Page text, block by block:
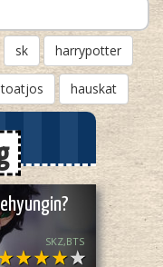
sk harrypotter
hauskat
SKZ,BTS